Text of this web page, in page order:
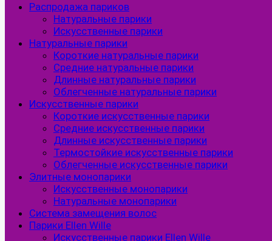
Распродажа париков
Натуральные парики
Искусственные парики
Натуральные парики
Короткие натуральные парики
Средние натуральные парики
Длинные натуральные парики
Облегченные натуральные парики
Искусственные парики
Короткие искусственные парики
Средние искусственные парики
Длинные искусственные парики
Термостойкие искусственные парики
Облегченные искусственные парики
Элитные монопарики
Искусственные монопарики
Натуральные монопарики
Система замещения волос
Парики Ellen Wille
Искусственные парики Ellen Wille